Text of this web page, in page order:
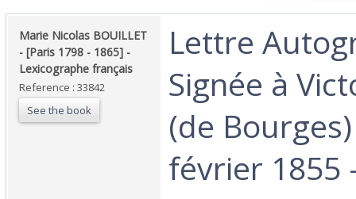
‎Marie Nicolas BOUILLET
- [Paris 1798 - 1865] -
Lexicographe français‎
Reference : 33842
See the book
‎Lettre
Signée à
(de
février 1855